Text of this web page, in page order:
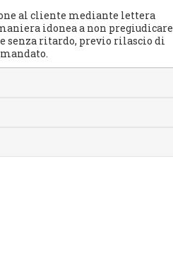
al cliente mediante lettera
idonea a non pregiudicare
senza ritardo, previo rilascio di